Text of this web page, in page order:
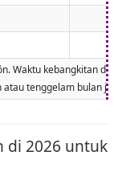
Waktu kebangkitan
tenggelam bulan
di 2026 untuk